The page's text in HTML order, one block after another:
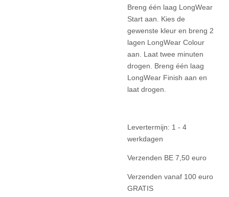
Breng één laag LongWear
Start aan. Kies de
gewenste kleur en breng 2
lagen LongWear Colour
aan. Laat twee minuten
drogen. Breng één laag
LongWear Finish aan en
laat drogen.
Levertermijn: 1 - 4
werkdagen
Verzenden BE 7,50 euro
Verzenden vanaf 100 euro
GRATIS